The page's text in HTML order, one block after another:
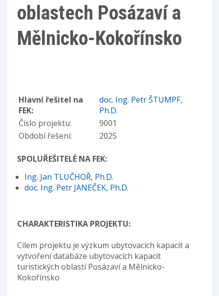
oblastech Posázaví a
Mělnicko-Kokořínsko
Hlavní řešitel na
FEK:
doc. Ing. Petr ŠTUMPF,
Ph.D.
Číslo projektu:
9001
Období řešení:
2025
SPOLUŘEŠITELÉ NA FEK:
Ing. Jan TLUČHOŘ, Ph.D.
doc. Ing. Petr JANEČEK, Ph.D.
CHARAKTERISTIKA PROJEKTU:
Cílem projektu je výzkum ubytovacích kapacit a
vytvoření databáze ubytovacích kapacit
turistických oblastí Posázaví a Mělnicko-
Kokořínsko